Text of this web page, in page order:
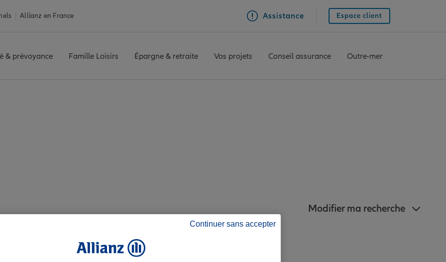
Allianz en France Assistance Espace client
& prévoyance Famille Loisirs Épargne & retraite Vos projets Conseil assurance Outre-mer
Modifier ma recherche
Continuer sans accepter